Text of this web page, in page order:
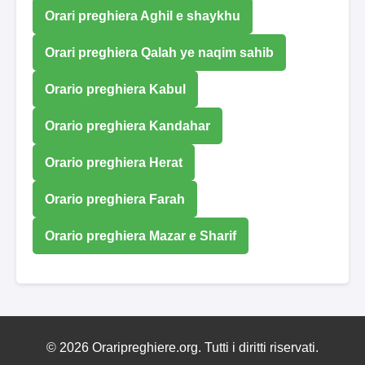
Orari preghiera Aghil e shaykhu
Orari preghiera Qalah ye naqim sahib
Orario preghiera Kabul
Orario preghiera Kandahar
Orario preghiera Herat
Orario preghiera Farah
Orario preghiera Mazar e Sharif
© 2026 Oraripreghiere.org. Tutti i diritti riservati.